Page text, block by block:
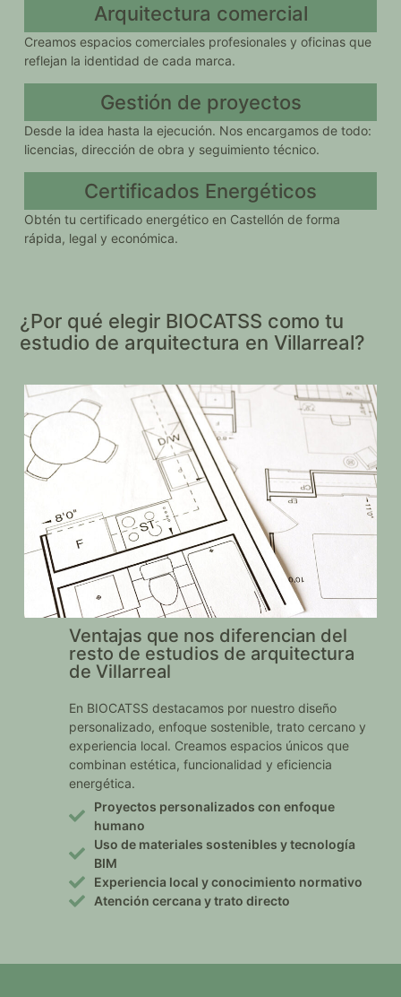
Arquitectura comercial
Creamos espacios comerciales profesionales y oficinas que
reflejan la identidad de cada marca.
Gestión de proyectos
Desde la idea hasta la ejecución. Nos encargamos de todo:
licencias, dirección de obra y seguimiento técnico.
Certificados Energéticos
Obtén tu certificado energético en Castellón de forma
rápida, legal y económica.
¿Por qué elegir BIOCATSS como tu
estudio de arquitectura en Villarreal?
Ventajas que nos diferencian del
resto de estudios de arquitectura
de Villarreal
En BIOCATSS destacamos por nuestro diseño
personalizado, enfoque sostenible, trato cercano y
experiencia local. Creamos espacios únicos que
combinan estética, funcionalidad y eficiencia
energética.
Proyectos personalizados con enfoque
humano
Uso de materiales sostenibles y tecnología
BIM
Experiencia local y conocimiento normativo
Atención cercana y trato directo